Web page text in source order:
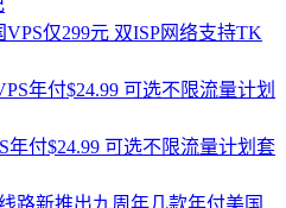
VPS仅299元 双ISP网络支持TK
年付$24.99 可选不限流量计划套